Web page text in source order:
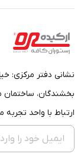
نشانی دفتر مرکزی:
بخشندگان،
ارتباط با واحد تجربه مشتری: